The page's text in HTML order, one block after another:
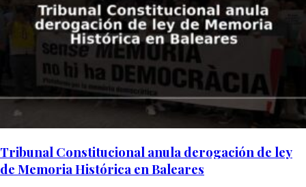
Tribunal Constitucional anula derogación de ley
de Memoria Histórica en Baleares